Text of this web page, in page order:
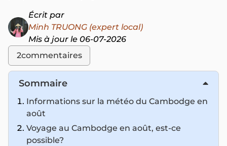
Écrit par
Minh TRUONG (expert local)
Mis à jour le 06-07-2026
2commentaires
Sommaire
Informations sur la météo du Cambodge en
août
Voyage au Cambodge en août, est-ce
possible?